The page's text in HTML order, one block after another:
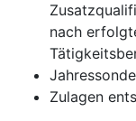
nach
Zulagen